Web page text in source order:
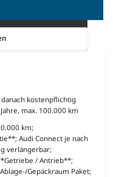
kostenpflichtig
max. 100.000 km
km;
Audi Connect je nach
verlängerbar;
/ Antrieb**;
Gepäckraum Paket;